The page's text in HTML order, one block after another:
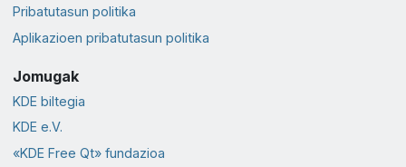
Pribatutasun politika
Aplikazioen pribatutasun politika
Jomugak
KDE biltegia
KDE e.V.
«KDE Free Qt» fundazioa